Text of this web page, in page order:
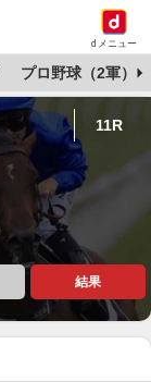
dメニュー
プロ野球（2軍）
11R
結果